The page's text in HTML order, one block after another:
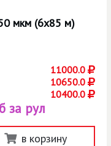
мкм (6х85 м)
11000.0
10650.0
10400.0
за рул
в корзину